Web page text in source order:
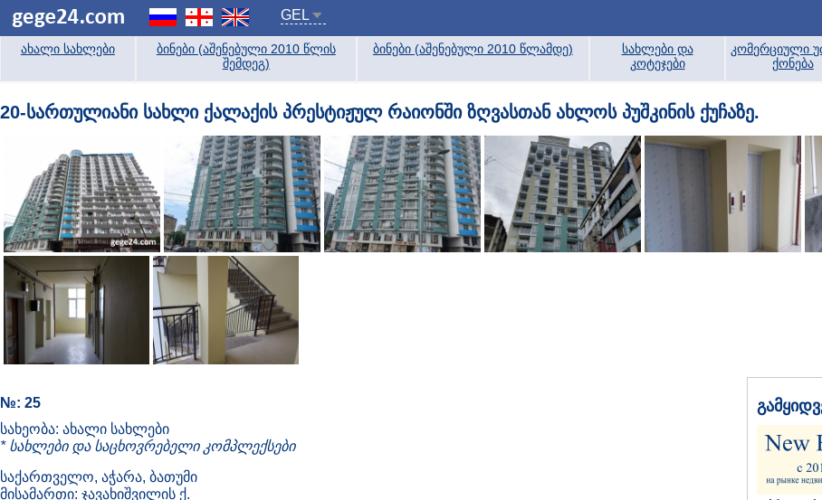
GEL
ახალი სახლები
ბინები (აშენებული 2010 წლის
შემდეგ)
ბინები (აშენებული 2010 წლამდე)
სახლები და
კოტეჯები
კომერციული
ქონება
20-სართულიანი სახლი ქალაქის პრესტიჟულ რაიონში ზღვასთან ახლოს პუშკინის ქუჩაზე.
№: 25
სახეობა: ახალი სახლები
* სახლები და საცხოვრებელი კომპლექსები
საქართველო, აჭარა, ბათუმი
მისამართი: ჯავახიშვილის ქ.